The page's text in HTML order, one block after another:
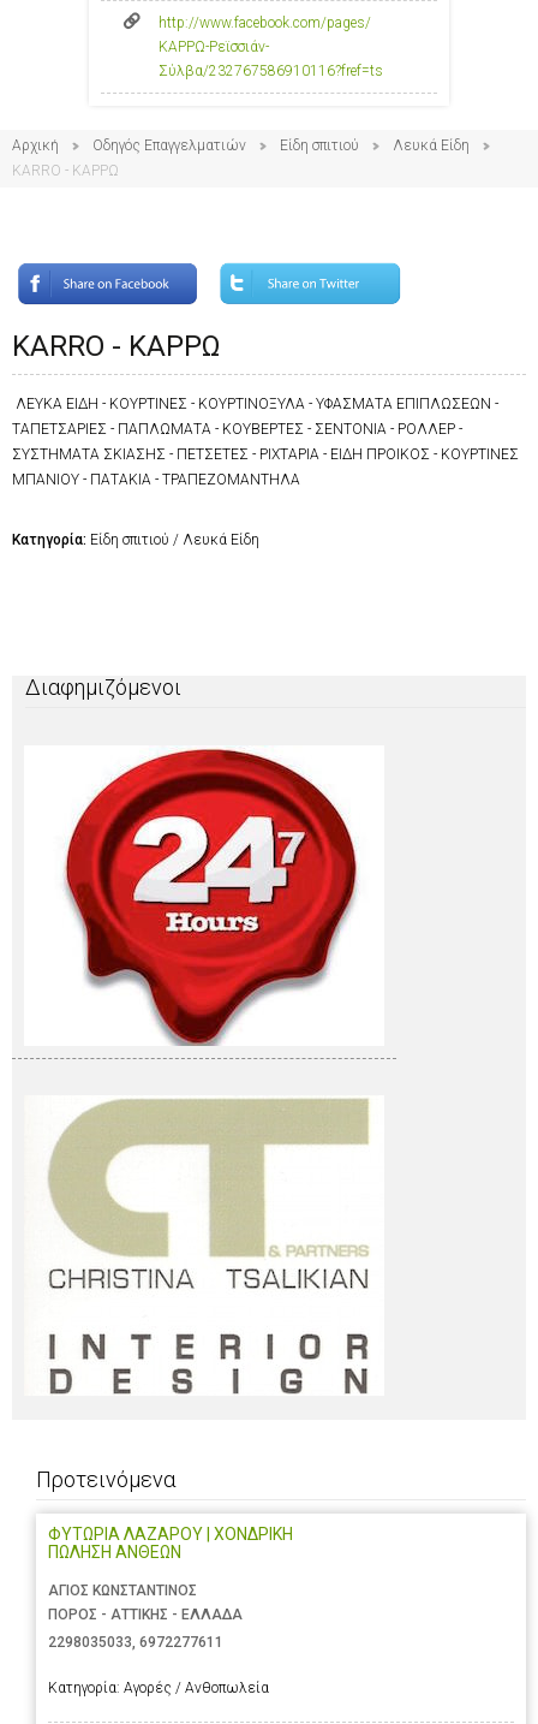
http://www.facebook.com/pages/
ΚΑΡΡΩ-Ρεϊσσιάν-
Σύλβα/232767586910116?fref=ts
Αρχική Οδηγός Επαγγελματιών Είδη σπιτιού
Λευκά Είδη
KARRO - ΚΑΡΡΩ
KARRO - ΚΑΡΡΩ
ΛΕΥΚΑ ΕΙΔΗ - ΚΟΥΡΤΙΝΕΣ - ΚΟΥΡΤΙΝΟΞΥΛΑ - ΥΦΑΣΜΑΤΑ ΕΠΙΠΛΩΣΕΩΝ -
ΤΑΠΕΤΣΑΡΙΕΣ - ΠΑΠΛΩΜΑΤΑ - ΚΟΥΒΕΡΤΕΣ - ΣΕΝΤΟΝΙΑ - ΡΟΛΛΕΡ -
ΣΥΣΤΗΜΑΤΑ ΣΚΙΑΣΗΣ - ΠΕΤΣΕΤΕΣ - ΡΙΧΤΑΡΙΑ - ΕΙΔΗ ΠΡΟΙΚΟΣ - ΚΟΥΡΤΙΝΕΣ
ΜΠΑΝΙΟΥ - ΠΑΤΑΚΙΑ - ΤΡΑΠΕΖΟΜΑΝΤΗΛΑ
Κατηγορία: Είδη σπιτιού / Λευκά Είδη
Διαφημιζόμενοι
Προτεινόμενα
ΦΥΤΩΡΙΑ ΛΑΖΑΡΟΥ | ΧΟΝΔΡΙΚΗ
ΠΩΛΗΣΗ ΑΝΘΕΩΝ
ΑΓΙΟΣ ΚΩΝΣΤΑΝΤΙΝΟΣ
ΠΟΡΟΣ - ΑΤΤΙΚΗΣ - ΕΛΛΑΔΑ
2298035033 6972277611
Κατηγορία: Αγορές / Ανθοπωλεία